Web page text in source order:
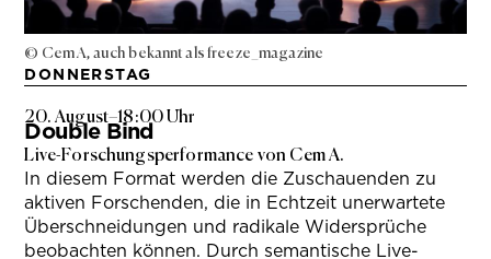
© Cem A, auch bekannt als freeze_magazine
DONNERSTAG
20. August–18:00 Uhr
Double Bind
Live-Forschungsperformance von Cem A.
In diesem Format werden die Zuschauenden zu
aktiven Forschenden, die in Echtzeit unerwartete
Überschneidungen und radikale Widersprüche
beobachten können. Durch semantische Live-